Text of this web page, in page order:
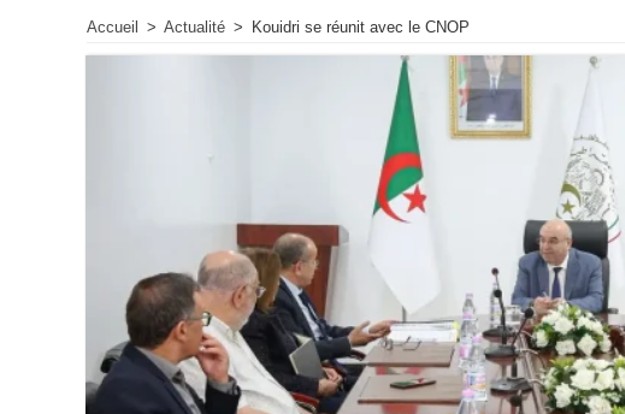
Accueil > Actualité > Kouidri se réunit avec le CNOP